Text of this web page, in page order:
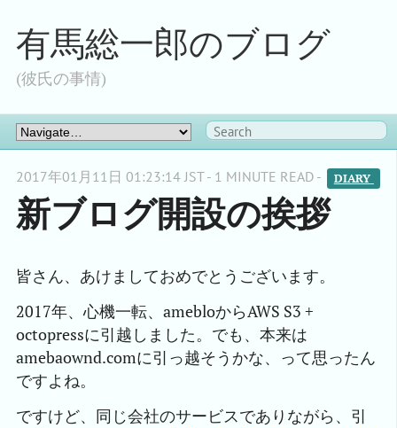
有馬総一郎のブログ
(彼氏の事情)
2017年01月11日 01:23:14 JST - 1 MINUTE READ - DIARY
新ブログ開設の挨拶
皆さん、あけましておめでとうございます。
2017年、心機一転、amebloからAWS S3 +
octopressに引越しました。でも、本来は
amebaownd.comに引っ越そうかな、って思ったん
ですよね。
ですけど、同じ会社のサービスでありながら、引